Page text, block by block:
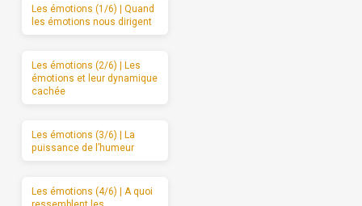
Les émotions (1/6) | Quand
les émotions nous dirigent
Les émotions (2/6) | Les
émotions et leur dynamique
cachée
Les émotions (3/6) | La
puissance de l’humeur
Les émotions (4/6) | A quoi